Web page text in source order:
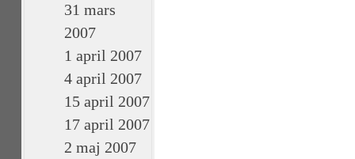
31 mars
2007
1 april 2007
4 april 2007
15 april 2007
17 april 2007
2 maj 2007